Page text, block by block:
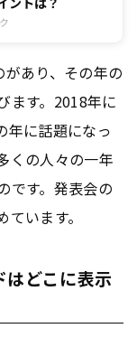
あり、その年の
ます。2018年に
年に話題になっ
くの人々の一年
です。発表会の
います。
どこに表示